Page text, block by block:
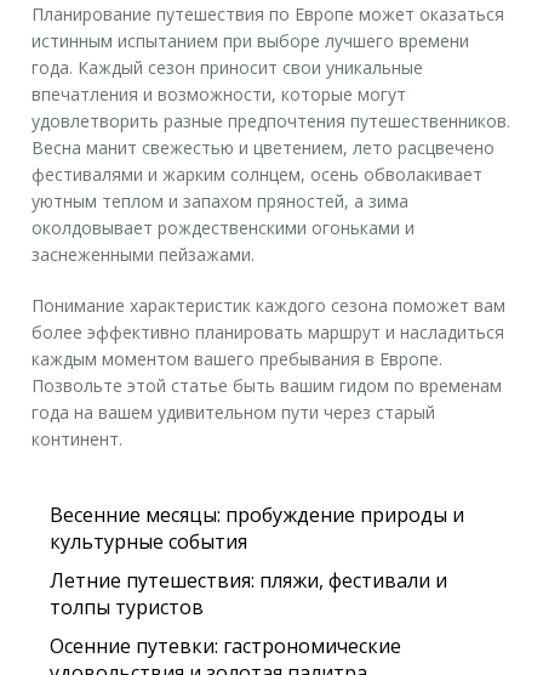
Планирование путешествия по Европе может оказаться
истинным испытанием при выборе лучшего времени
года. Каждый сезон приносит свои уникальные
впечатления и возможности, которые могут
удовлетворить разные предпочтения путешественников.
Весна манит свежестью и цветением, лето расцвечено
фестивалями и жарким солнцем, осень обволакивает
уютным теплом и запахом пряностей, а зима
околдовывает рождественскими огоньками и
заснеженными пейзажами.
Понимание характеристик каждого сезона поможет вам
более эффективно планировать маршрут и насладиться
каждым моментом вашего пребывания в Европе.
Позвольте этой статье быть вашим гидом по временам
года на вашем удивительном пути через старый
континент.
Весенние месяцы: пробуждение природы и
культурные события
Летние путешествия: пляжи, фестивали и
толпы туристов
Осенние путевки: гастрономические